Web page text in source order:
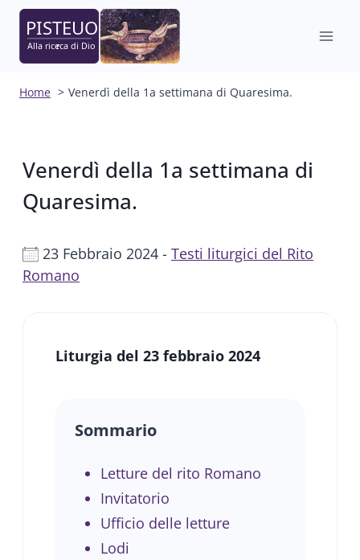
Salta
contenuto
Home Venerdì della 1a settimana di Quaresima.
Venerdì della 1a settimana di
Quaresima.
23 Febbraio 2024 - Testi liturgici del Rito
Romano
Liturgia del 23 febbraio 2024
Sommario
Letture del rito Romano
Invitatorio
Ufficio delle letture
Lodi